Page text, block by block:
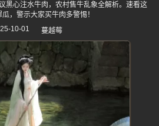
黑心注水牛肉，农村售牛乱象全解析。速看这
，警示大家买牛肉多警惕！
10-01
蔓越莓